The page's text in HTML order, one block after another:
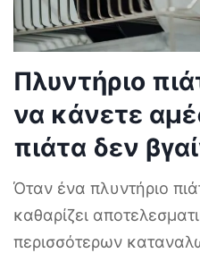
Πλυντήριο
να κάνετε
πιάτα δεν
Όταν ένα πλυντήριο
καθαρίζει
περισσότερων